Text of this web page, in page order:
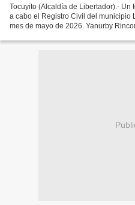
Tocuyito (Alcaldía de Libertador).-
a cabo el Registro Civil del municipio
mes de mayo de 2026. Yanurby